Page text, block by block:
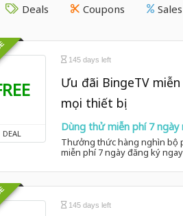
Deals Coupons Sales
DEAL
145 days left
Ưu đãi BingeTV
mọi thiết bị
Dùng thử miễn phí 7 ngày
Thưởng thức hàng nghìn bộ
miễn phí 7 ngày đăng ký
145 days left